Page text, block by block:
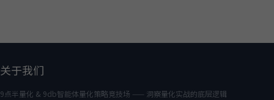
关于我们
9点半量化 & 9db智能体量化策略竞技场 —— 洞察量化实战的底层逻辑